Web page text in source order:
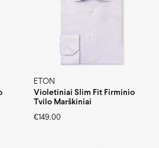
ETON
Violetiniai Slim Fit Firminio
Tvilo Marškiniai
€149.00